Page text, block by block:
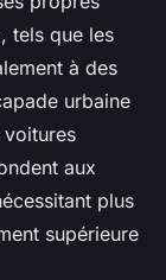
, tels que les
à des
urbaine
aux
plus
supérieure